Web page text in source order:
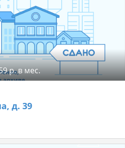
р. в мес.
д. 39